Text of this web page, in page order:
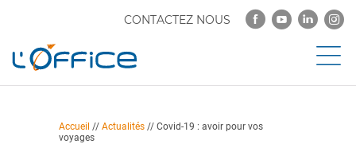
CONTACTEZ NOUS
Accueil // Actualités // Covid-19 : avoir pour vos
voyages